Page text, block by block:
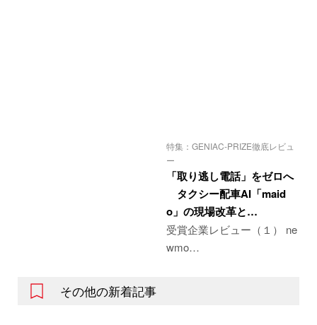
特集：GENIAC-PRIZE徹底レビュ
ー
「取り逃し電話」をゼロへ
タクシー配車AI「maid
o」の現場改革と…
受賞企業レビュー（１） ne
wmo…
その他の新着記事